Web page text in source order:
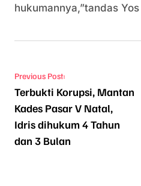
hukumannya,”tandas
Navigasi pos
Previous Post:
Terbukti Korupsi, Mantan
Kades Pasar V Natal,
Idris dihukum 4 Tahun
dan 3 Bulan